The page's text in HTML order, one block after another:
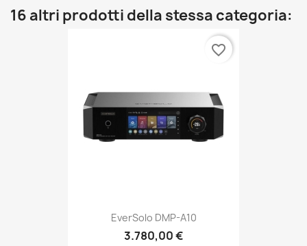
16 altri prodotti della stessa categoria:
EverSolo DMP-A10
3.780,00 €
favorite_border